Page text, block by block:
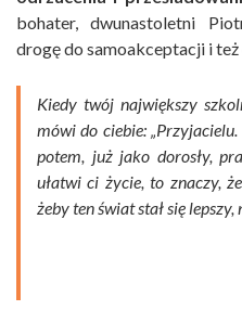
bohater, dwunastoletni
drogę do samoakceptacji i
Kiedy twój największy
mówi do ciebie:
potem, już jako dorosły,
ułatwi ci życie, to znaczy,
żeby ten świat stał się lepszy,